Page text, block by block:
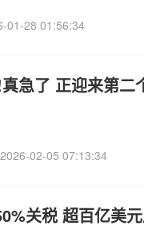
01-28 01:56:34
急了 正迎来第二
2026-02-05 07:13:34
关税 超百亿美